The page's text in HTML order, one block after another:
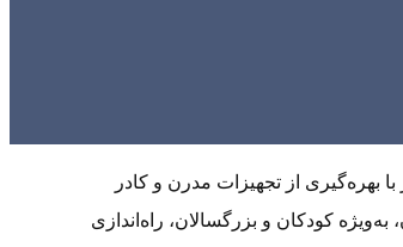
بهره‌گیری از تجهیزات مدرن و کادر
کودکان و بزرگسالان، راه‌اندازی